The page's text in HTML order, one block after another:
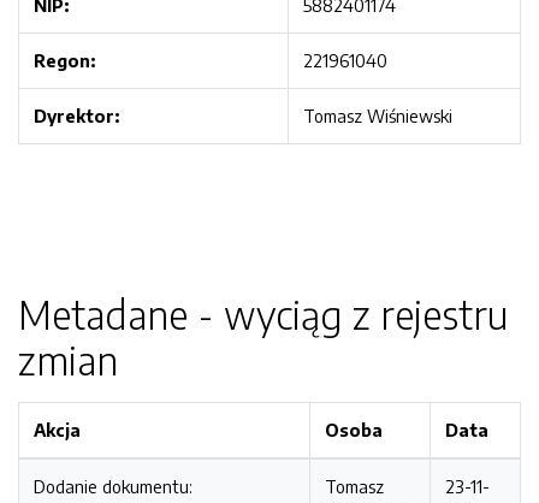
NIP: 5882401174
Regon: 221961040
Dyrektor: Tomasz Wiśniewski
Metadane - wyciąg z rejestru
zmian
Akcja Osoba Data
Dodanie dokumentu:
Tomasz
23-11-